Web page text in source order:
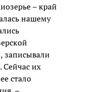
– край
нашему
записывали
Сейчас их
стало